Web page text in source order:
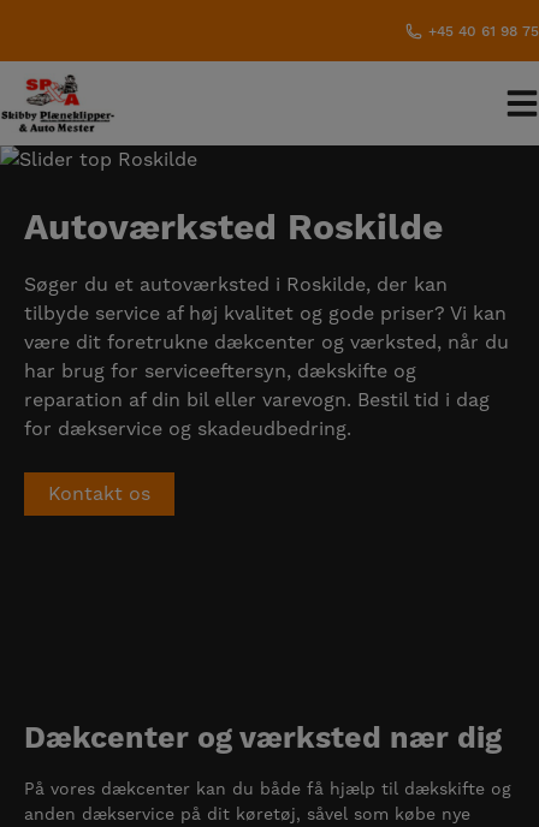
indholdet
+45 40 61 98 75
Autoværksted Roskilde
Søger du et autoværksted i Roskilde, der kan
tilbyde service af høj kvalitet og gode priser? Vi kan
være dit foretrukne dækcenter og værksted, når du
har brug for serviceeftersyn, dækskifte og
reparation af din bil eller varevogn. Bestil tid i dag
for dækservice og skadeudbedring.
Kontakt os
Dækcenter og værksted nær dig
På vores dækcenter kan du både få hjælp til dækskifte og
anden dækservice på dit køretøj, såvel som købe nye